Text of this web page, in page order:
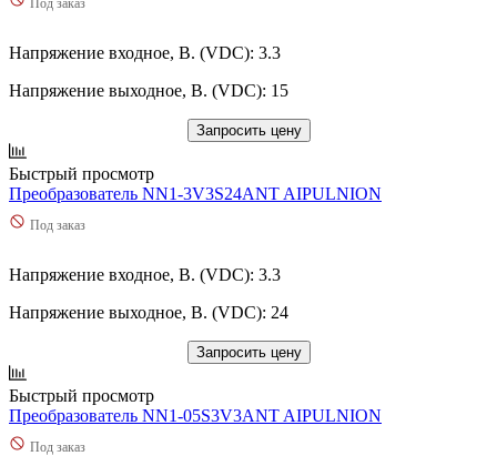
Напряжение входное, В. (VDC): 3.3
Напряжение выходное, В. (VDC): 15
Запросить цену
Быстрый просмотр
Преобразователь NN1-3V3S24ANT AIPULNION
Под заказ
Напряжение входное, В. (VDC): 3.3
Напряжение выходное, В. (VDC): 24
Запросить цену
Быстрый просмотр
Преобразователь NN1-05S3V3ANT AIPULNION
Под заказ